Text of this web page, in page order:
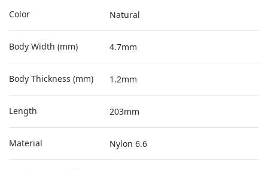
Color Natural
Body Width (mm) 4.7mm
Body Thickness (mm) 1.2mm
Length 203mm
Material Nylon 6.6